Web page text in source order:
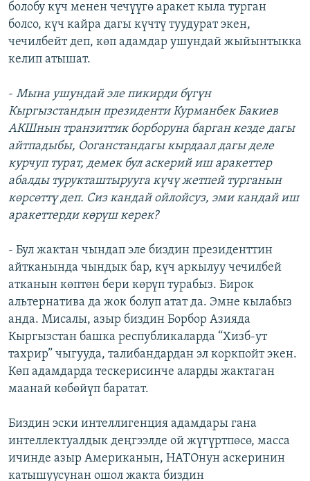
болобу күч менен чечүүгө аракет кыла турган
болсо, күч кайра дагы күчтү туудурат экен,
чечилбейт деп, көп адамдар ушундай жыйынтыкка
келип атышат.
- Мына ушундай эле пикирди бүгүн
Кыргызстандын президенти Курманбек Бакиев
АКШнын транзиттик борборуна барган кезде дагы
айтпадыбы, Ооганстандагы кырдаал дагы деле
курчуп турат, демек бул аскерий иш аракеттер
абалды турукташтырууга күчү жетпей турганын
көрсөттү деп. Сиз кандай ойлойсуз, эми кандай иш
аракеттерди көрүш керек?
- Бул жактан чындап эле биздин президенттин
айтканында чындык бар, күч аркылуу чечилбей
атканын көптөн бери көрүп турабыз. Бирок
альтернатива да жок болуп атат да. Эмне кылабыз
анда. Мисалы, азыр биздин Борбор Азияда
Кыргызстан башка республикаларда “Хизб-ут
тахрир” чыгууда, талибандардан эл коркпойт экен.
Көп адамдарда тескерисинче аларды жактаган
маанай көбөйүп баратат.
Биздин эски интеллигенция адамдары гана
интеллектуалдык деңгээлде ой жүгүртпөсө, масса
ичинде азыр Американын, НАТОнун аскеринин
катышуусунан ошол жакта биздин